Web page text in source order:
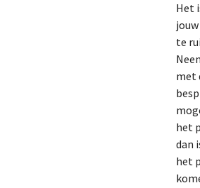
Het
te
met
het
dan
het